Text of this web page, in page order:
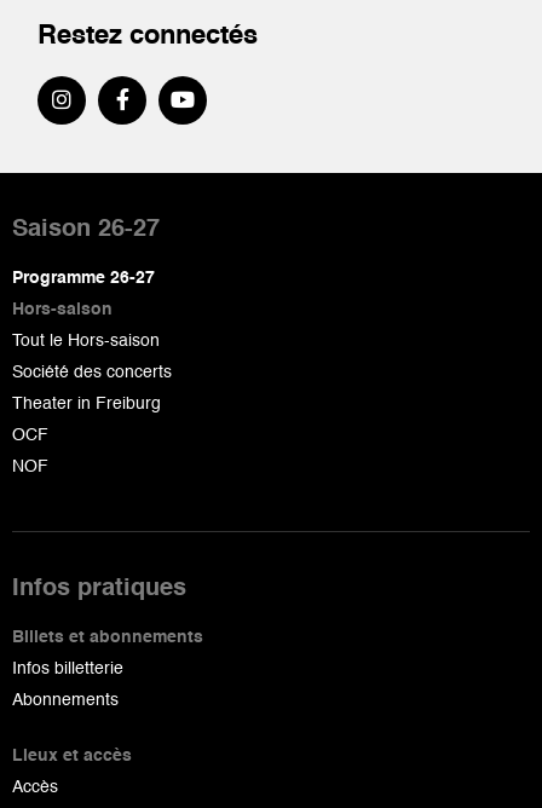
Restez connectés
de
page
Saison 26-27
Programme 26-27
Hors-saison
Tout le Hors-saison
Société des concerts
Theater in Freiburg
OCF
NOF
Infos pratiques
Billets et abonnements
Infos billetterie
Abonnements
Lieux et accès
Accès